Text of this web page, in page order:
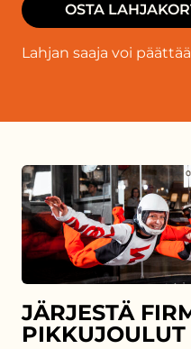
OSTA
Lahjan saaja voi
JÄRJESTÄ
PIKKUJOULUT